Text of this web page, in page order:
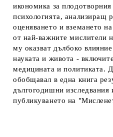
икономика за
психологията, анализиращ
оценяването и вземането
от най-важните мислители
му оказват дълбоко
науката и живота -
медицината и политиката.
обобщавал в една книга
дългогодишни
публикуването на